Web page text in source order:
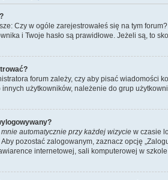
Czy w ogóle zarejestrowałeś się na tym
i Twoje hasło są prawidłowe. Jeżeli są, to
forum zależy, czy aby pisać wiadomości
użytkowników, należenie do grup
automatycznie przy każdej wizycie w czasie
pozostać zalogowanym, zaznacz opcję
internetowej, sali komputerowej w